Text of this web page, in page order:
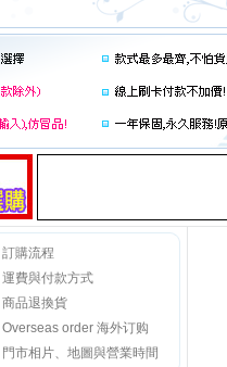
訂購流程
運費與付款方式
商品退換貨
Overseas order 海外订购
門市相片、地圖與營業時間